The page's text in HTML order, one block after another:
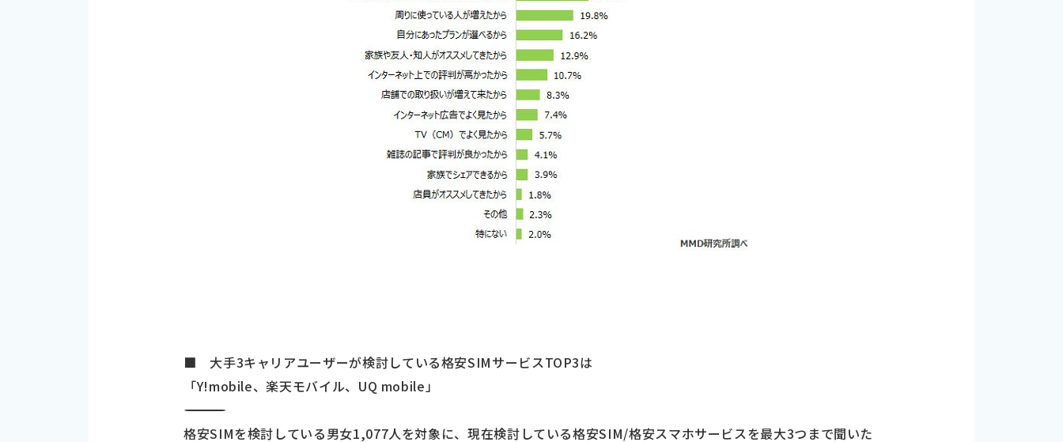
■ 大手3キャリアユーザーが検討している格安SIMサービスTOP3は
「Y!mobile、楽天モバイル、UQ mobile」
―――――――――――――――――――――――――――――――――――
格安SIMを検討している男女1,077人を対象に、現在検討している格安SIM/格安スマホサービスを最大3つまで聞いた